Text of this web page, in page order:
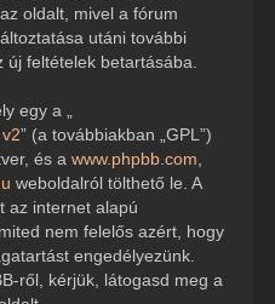
oldalt, mivel a fórum
utáni további
feltételek betartásába.
egy a „
” (a továbbiakban „GPL”)
és a www.phpbb.com
weboldalról tölthető le. A
az internet alapú
nem felelős azért, hogy
engedélyezünk.
ről, kérjük, látogasd meg a